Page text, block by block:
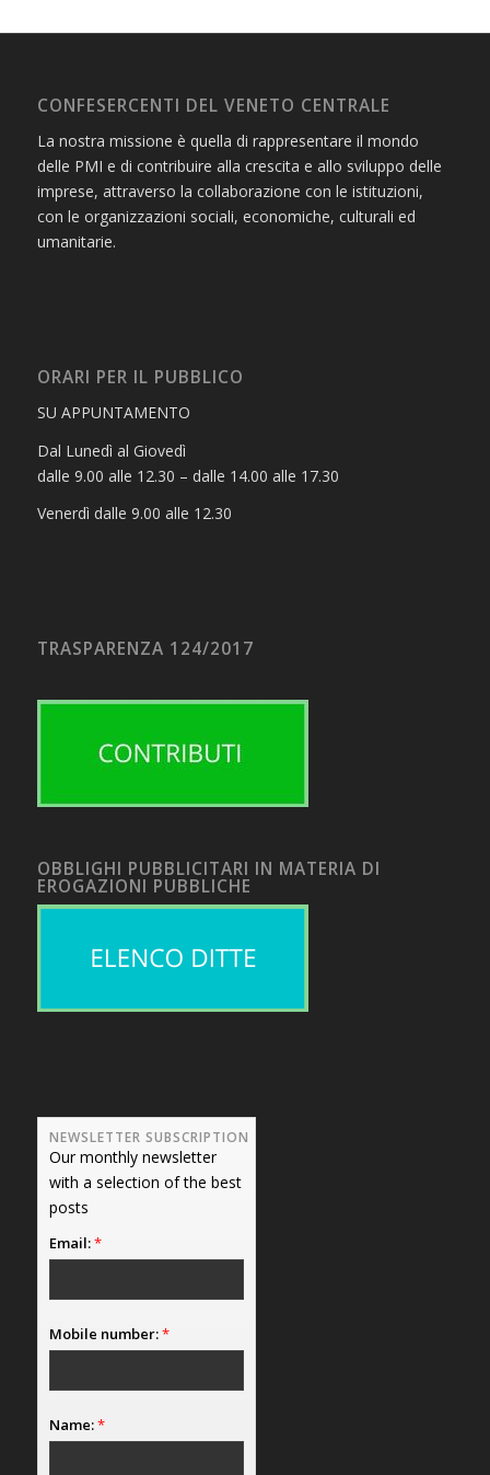
CONFESERCENTI DEL VENETO CENTRALE
La nostra missione è quella di rappresentare il mondo
delle PMI e di contribuire alla crescita e allo sviluppo delle
imprese, attraverso la collaborazione con le istituzioni,
con le organizzazioni sociali, economiche, culturali ed
umanitarie.
ORARI PER IL PUBBLICO
SU APPUNTAMENTO
Dal Lunedì al Giovedì
dalle 9.00 alle 12.30 – dalle 14.00 alle 17.30
Venerdì dalle 9.00 alle 12.30
TRASPARENZA 124/2017
OBBLIGHI PUBBLICITARI IN MATERIA DI
EROGAZIONI PUBBLICHE
NEWSLETTER SUBSCRIPTION
Our monthly newsletter
with a selection of the best
posts
Email:*
Mobile number:*
Name:*